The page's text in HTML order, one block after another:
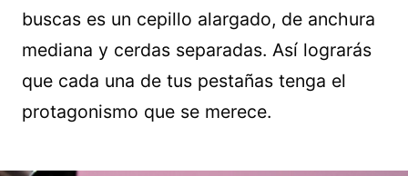
buscas es un cepillo alargado, de anchura
mediana y cerdas separadas. Así lograrás
que cada una de tus pestañas tenga el
protagonismo que se merece.